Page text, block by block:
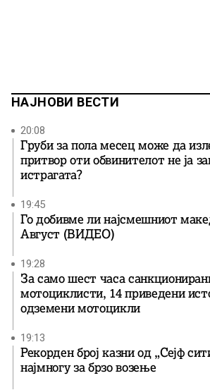
НАЈНОВИ ВЕСТИ
20:08
Груби за пола месец може да
притвор оти обвинителот не ја
истрагата?
19:45
Го добивме ли најсмешниот
Август (ВИДЕО)
19:28
За само шест часа
мотоциклисти, 14 приведени
одземени мотоцикли
19:13
Рекорден број казни од „Сејф
најмногу за брзо возење